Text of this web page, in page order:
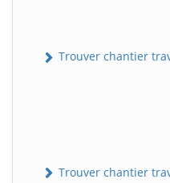
Trouver chantier
Trouver chantier